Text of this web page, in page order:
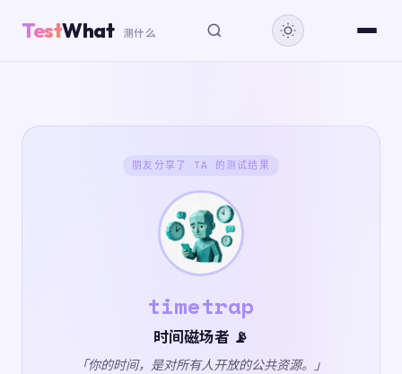
TestWhat 测什么
朋友分享了 TA 的测试结果
timetrap
时间磁场者 📡
「你的时间，是对所有人开放的公共资源。」